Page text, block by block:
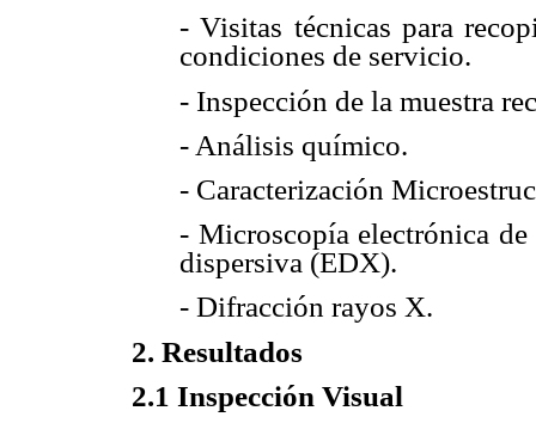
- Visitas técnicas para
condiciones de servicio.
- Inspección de la muestra
- Análisis químico.
- Caracterización
- Microscopía electrónica
dispersiva (EDX).
- Difracción rayos X.
2. Resultados
2.1 Inspección Visual